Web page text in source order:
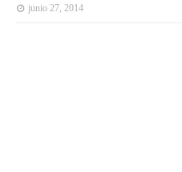
junio 27, 2014